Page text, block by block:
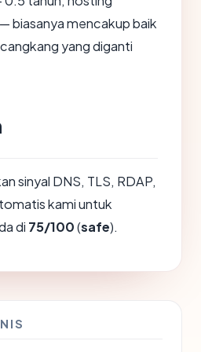
biasanya mencakup baik
yang diganti
sinyal DNS, TLS, RDAP,
kami untuk
di 75/100(safe).